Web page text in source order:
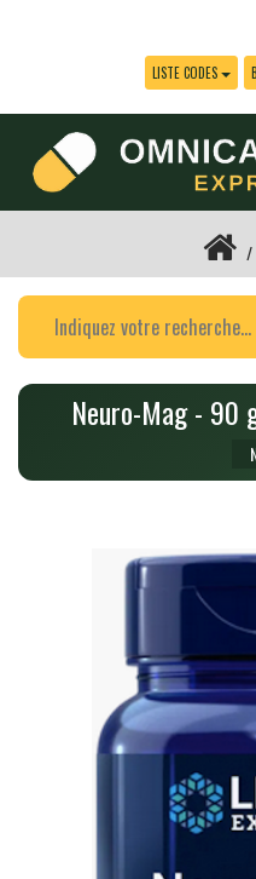
LISTE CODES
Neuro-Mag - 90